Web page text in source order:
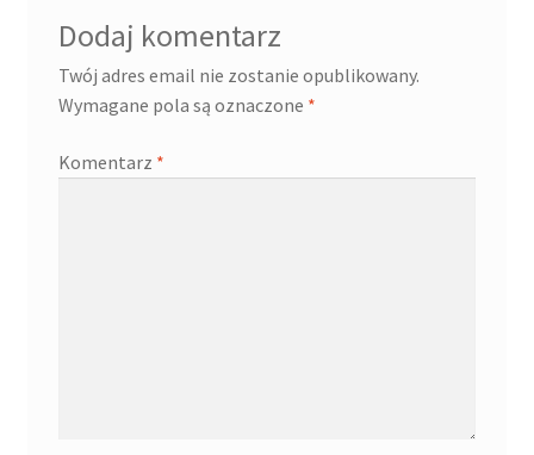
Dodaj komentarz
Twój adres email nie zostanie opublikowany.
Wymagane pola są oznaczone *
Komentarz *